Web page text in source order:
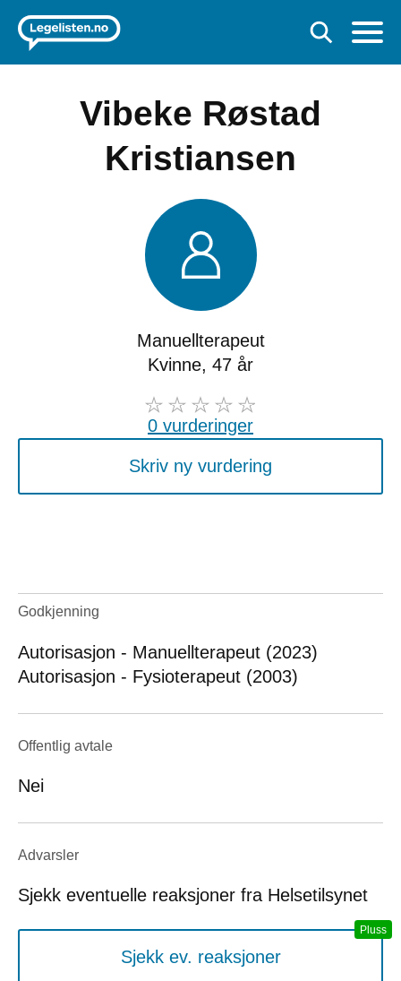
Vibeke Røstad
Kristiansen
Manuellterapeut
Kvinne, 47 år
0 vurderinger
Skriv ny vurdering
Godkjenning
Autorisasjon - Manuellterapeut (2023)
Autorisasjon - Fysioterapeut (2003)
Offentlig avtale
Nei
Advarsler
Sjekk eventuelle reaksjoner fra Helsetilsynet
Sjekk ev. reaksjoner